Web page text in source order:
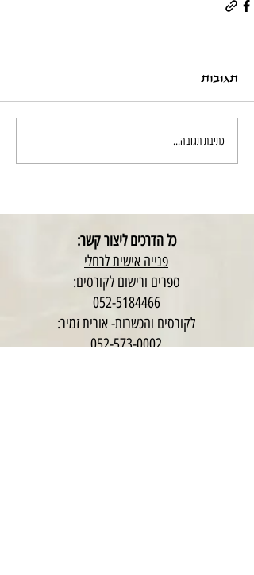
תגובות
כתיבת תגובה...
כל הדרכים ליצור קשר:
פנייה אישית לרחלי
ספרים ורישום לקורסים:
052-5184466
לקורסים והכשרות- אורית זמיר:
052-573-0002